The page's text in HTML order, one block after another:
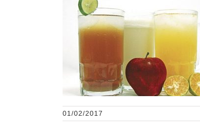
Causas y tratamientos
para la hipersensibilidad
dentinaria
01/02/2017